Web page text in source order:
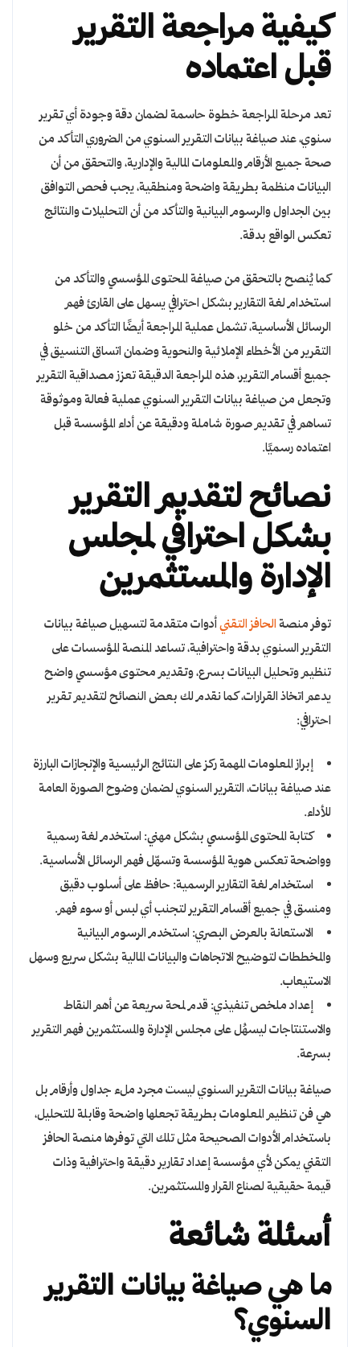
كيفية مراجعة التقرير
قبل اعتماده
تعد مرحلة المراجعة خطوة حاسمة لضمان دقة وجودة أي تقرير
سنوي، عند صياغة بيانات التقرير السنوي من الضروري التأكد من
صحة جميع الأرقام والمعلومات المالية والإدارية، والتحقق من أن
البيانات منظمة بطريقة واضحة ومنطقية، يجب فحص التوافق
بين الجداول والرسوم البيانية والتأكد من أن التحليلات والنتائج
تعكس الواقع بدقة.
كما يُنصح بالتحقق من صياغة المحتوى المؤسسي والتأكد من
استخدام لغة التقارير بشكل احترافي يسهل على القارئ فهم
الرسائل الأساسية، تشمل عملية المراجعة أيضًا التأكد من خلو
التقرير من الأخطاء الإملائية والنحوية وضمان اتساق التنسيق في
جميع أقسام التقرير، هذه المراجعة الدقيقة تعزز مصداقية التقرير
وتجعل من صياغة بيانات التقرير السنوي عملية فعالة وموثوقة
تساهم في تقديم صورة شاملة ودقيقة عن أداء المؤسسة قبل
اعتماده رسميًا.
نصائح لتقديم التقرير
بشكل احترافي لمجلس
الإدارة والمستثمرين
توفر منصة الحافز التقنيأدوات متقدمة لتسهيل صياغة بيانات
التقرير السنوي بدقة واحترافية، تساعد المنصة المؤسسات على
تنظيم وتحليل البيانات بسرع، وتقديم محتوى مؤسسي واضح
يدعم اتخاذ القرارات، كما نقدم لك بعض النصائح لتقديم تقرير
احترافي:
إبراز المعلومات المهمة ركز على النتائج الرئيسية والإنجازات البارزة
عند صياغة بيانات، التقرير السنوي لضمان وضوح الصورة العامة
للأداء.
كتابة المحتوى المؤسسي بشكل مهني: استخدم لغة رسمية
وواضحة تعكس هوية المؤسسة وتسهّل فهم الرسائل الأساسية.
استخدام لغة التقارير الرسمية: حافظ على أسلوب دقيق
ومنسق في جميع أقسام التقرير لتجنب أي لبس أو سوء فهم.
الاستعانة بالعرض البصري: استخدم الرسوم البيانية
والمخططات لتوضيح الاتجاهات والبيانات المالية بشكل سريع وسهل
الاستيعاب.
إعداد ملخص تنفيذي: قدم لمحة سريعة عن أهم النقاط
والاستنتاجات ليسهُل على مجلس الإدارة والمستثمرين فهم التقرير
بسرعة.
صياغة بيانات التقرير السنوي ليست مجرد ملء جداول وأرقام بل
هي فن تنظيم المعلومات بطريقة تجعلها واضحة وقابلة للتحليل،
باستخدام الأدوات الصحيحة مثل تلك التي توفرها منصة الحافز
التقني يمكن لأي مؤسسة إعداد تقارير دقيقة واحترافية وذات
قيمة حقيقية لصناع القرار والمستثمرين.
أسئلة شائعة
ما هي صياغة بيانات التقرير
السنوي؟